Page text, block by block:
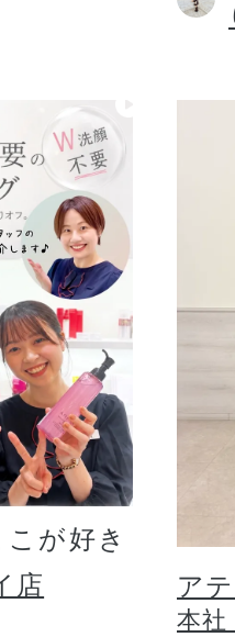
が好き
店
ア
本